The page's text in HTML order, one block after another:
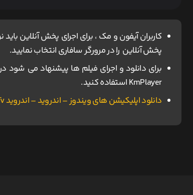
پخش آنلاین را در مرورگر سافاری انتخاب نمایید.
KmPlayer استفاده کنید.
دانلود اپلیکیشن های ویندوز – اندروید – اندروید Tv و IOS ناین مووی.